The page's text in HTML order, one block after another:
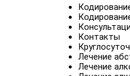
Контакты
Лечение
Лечение